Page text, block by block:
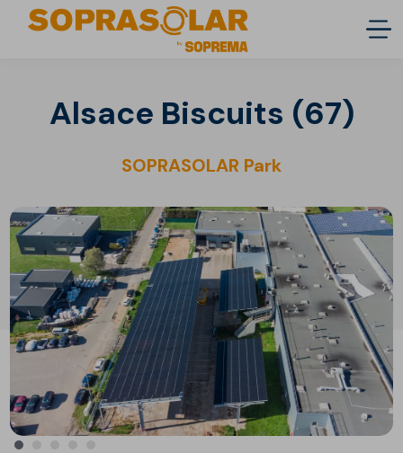
Alsace Biscuits (67)
SOPRASOLAR Park